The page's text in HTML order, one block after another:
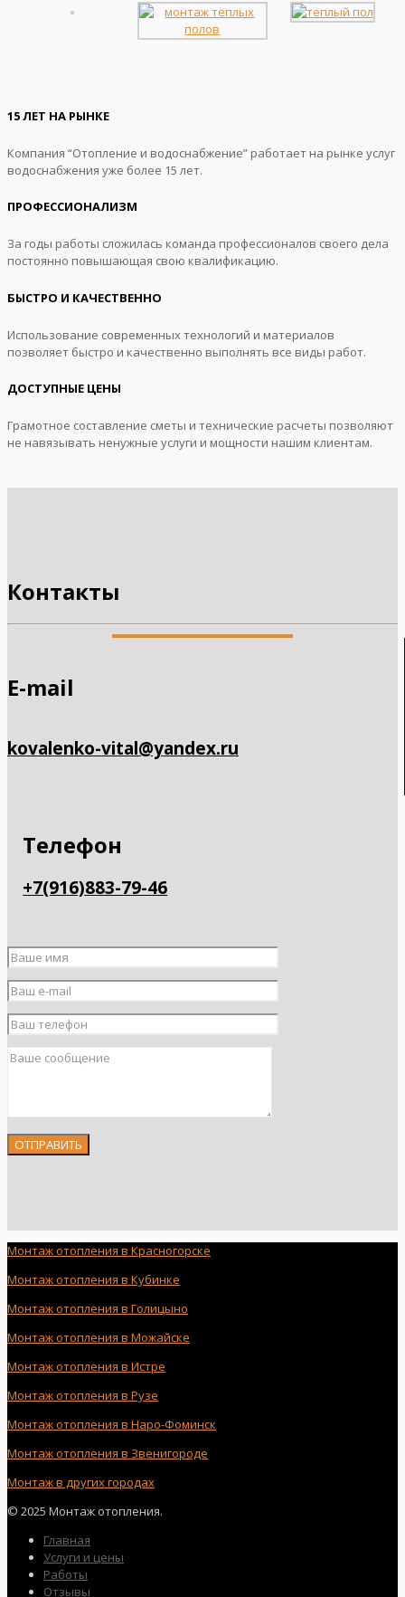
15 ЛЕТ НА РЫНКЕ
Компания “Отопление и водоснабжение” работает на рынке услуг
водоснабжения уже более 15 лет.
ПРОФЕССИОНАЛИЗМ
За годы работы сложилась команда профессионалов своего дела
постоянно повышающая свою квалификацию.
БЫСТРО И КАЧЕСТВЕННО
Использование современных технологий и материалов
позволяет быстро и качественно выполнять все виды работ.
ДОСТУПНЫЕ ЦЕНЫ
Грамотное составление сметы и технические расчеты позволяют
не навязывать ненужные услуги и мощности нашим клиентам.
Контакты
E-mail
kovalenko-vital@yandex.ru
Телефон
+7(916)883-79-46
Монтаж отопления в Красногорске
Монтаж отопления в Кубинке
Монтаж отопления в Голицыно
Монтаж отопления в Можайске
Монтаж отопления в Истре
Монтаж отопления в Рузе
Монтаж отопления в Наро-Фоминск
Монтаж отопления в Звенигороде
Монтаж в других городах
© 2025 Монтаж отопления.
Главная
Услуги и цены
Работы
Отзывы